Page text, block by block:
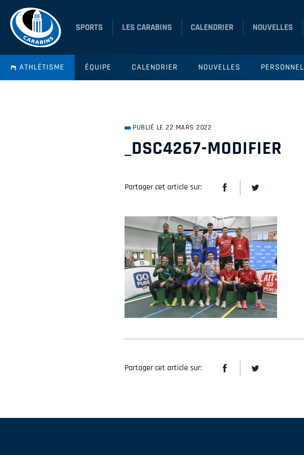
SPORTS LES CARABINS CALENDRIER NOUVELLES
ATHLÉTISME ÉQUIPE CALENDRIER NOUVELLES PERSONNEL
PUBLIÉ LE 22 MARS 2022
_DSC4267-MODIFIER
Partager cet article sur:
Partager cet article sur: